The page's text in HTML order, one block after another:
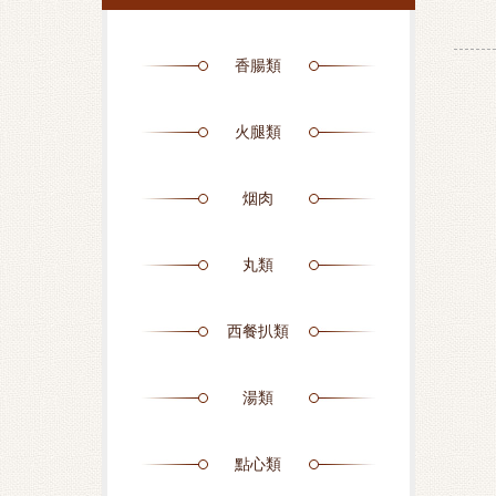
香腸類
火腿類
烟肉
丸類
西餐扒類
湯類
點心類